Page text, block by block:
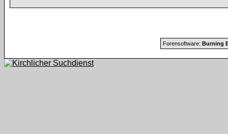
Forensoftware: Burning